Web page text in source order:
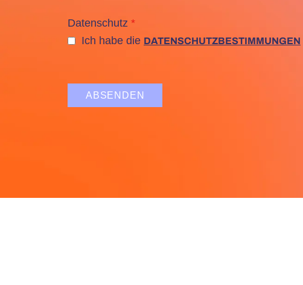
Datenschutz *
Ich habe die DATENSCHUTZBESTIMMUNGEN
ABSENDEN